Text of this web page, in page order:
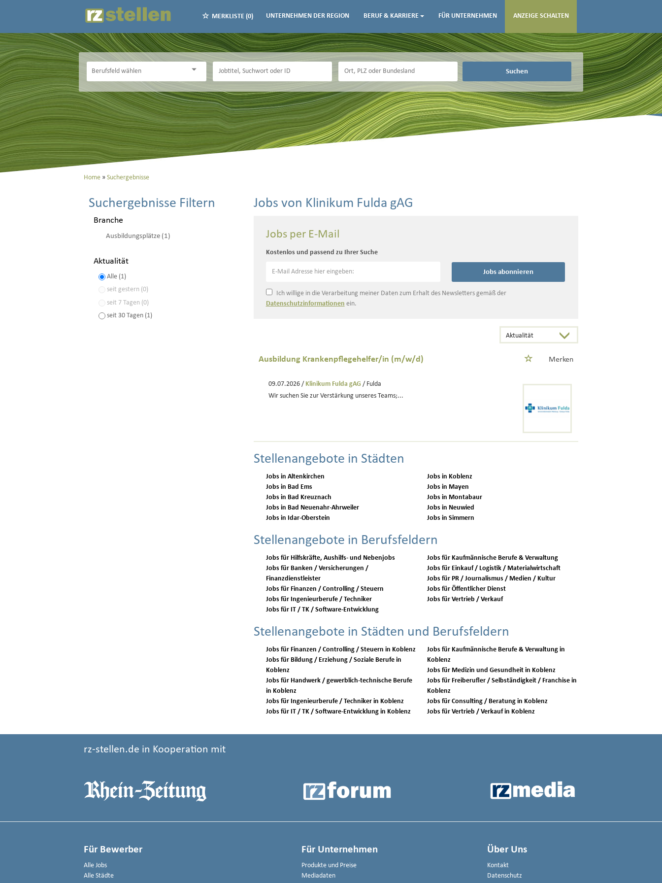
MERKLISTE (0) UNTERNEHMEN DER REGION BERUF & KARRIERE FÜR UNTERNEHMEN ANZEIGE SCHALTEN
Suchen
Home Suchergebnisse
Suchergebnisse Filtern
Branche
Ausbildungsplätze (1)
Aktualität
Alle (1)
seit gestern (0)
seit 7 Tagen (0)
seit 30 Tagen (1)
Jobs von Klinikum Fulda gAG
Jobs per E-Mail
Kostenlos und passend zu Ihrer Suche
Jobs abonnieren
Ich willige in die Verarbeitung meiner Daten zum Erhalt des Newsletters gemäß der
Datenschutzinformationen ein.
Ausbildung Krankenpflegehelfer/in (m/w/d) Merken
09.07.2026 / Klinikum Fulda gAG / Fulda
Wir suchen Sie zur Verstärkung unseres Teams;...
Stellenangebote in Städten
Jobs in Altenkirchen
Jobs in Bad Ems
Jobs in Bad Kreuznach
Jobs in Bad Neuenahr-Ahrweiler
Jobs in Idar-Oberstein
Jobs in Koblenz
Jobs in Mayen
Jobs in Montabaur
Jobs in Neuwied
Jobs in Simmern
Stellenangebote in Berufsfeldern
Jobs für Hilfskräfte, Aushilfs- und Nebenjobs
Jobs für Banken / Versicherungen /
Finanzdienstleister
Jobs für Finanzen / Controlling / Steuern
Jobs für Ingenieurberufe / Techniker
Jobs für IT / TK / Software-Entwicklung
Jobs für Kaufmännische Berufe & Verwaltung
Jobs für Einkauf / Logistik / Materialwirtschaft
Jobs für PR / Journalismus / Medien / Kultur
Jobs für Öffentlicher Dienst
Jobs für Vertrieb / Verkauf
Stellenangebote in Städten und Berufsfeldern
Jobs für Finanzen / Controlling / Steuern in Koblenz
Jobs für Bildung / Erziehung / Soziale Berufe in
Koblenz
Jobs für Handwerk / gewerblich-technische Berufe
in Koblenz
Jobs für Ingenieurberufe / Techniker in Koblenz
Jobs für IT / TK / Software-Entwicklung in Koblenz
Jobs für Kaufmännische Berufe & Verwaltung in
Koblenz
Jobs für Medizin und Gesundheit in Koblenz
Jobs für Freiberufler / Selbständigkeit / Franchise in
Koblenz
Jobs für Consulting / Beratung in Koblenz
Jobs für Vertrieb / Verkauf in Koblenz
rz-stellen.de in Kooperation mit
Für Bewerber
Alle Jobs
Alle Städte
Für Unternehmen
Produkte und Preise
Mediadaten
Über Uns
Kontakt
Datenschutz